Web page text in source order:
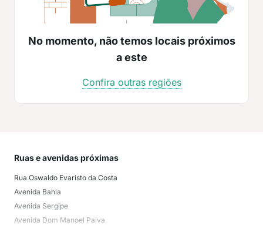
No momento, não temos locais próximos
a este
Confira outras regiões
Ruas e avenidas próximas
Rua Oswaldo Evaristo da Costa
Avenida Bahia
Avenida Sergipe
Avenida Dom Manoel Paiva